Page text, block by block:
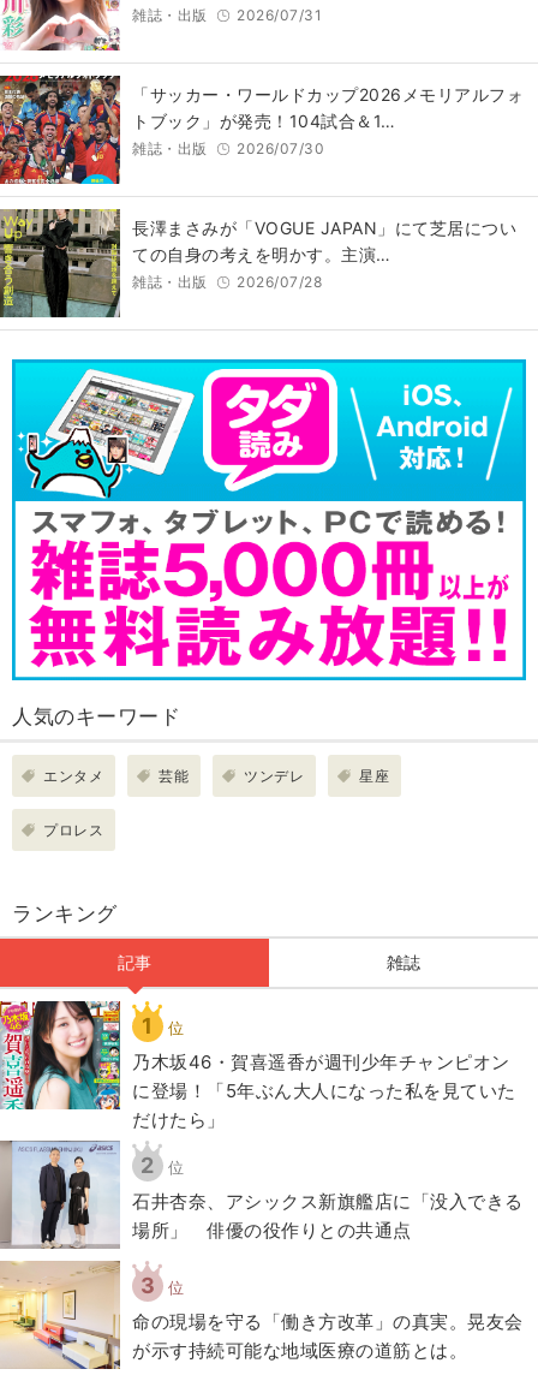
雑誌・出版 2026/07/31
「サッカー・ワールドカップ2026メモリアルフォ
トブック」が発売！104試合＆1…
雑誌・出版 2026/07/30
長澤まさみが「VOGUE JAPAN」にて芝居につい
ての自身の考えを明かす。主演…
雑誌・出版 2026/07/28
人気のキーワード
エンタメ 芸能 ツンデレ 星座
プロレス
ランキング
記事 雑誌
1 位
乃木坂46・賀喜遥香が週刊少年チャンピオン
に登場！「5年ぶん大人になった私を見ていた
だけたら」
2 位
石井杏奈、アシックス新旗艦店に「没入できる
場所」 俳優の役作りとの共通点
3 位
​命の現場を守る「働き方改革」の真実。晃友会
が示す持続可能な地域医療の道筋とは。